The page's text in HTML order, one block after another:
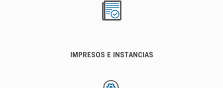
IMPRESOS E INSTANCIAS